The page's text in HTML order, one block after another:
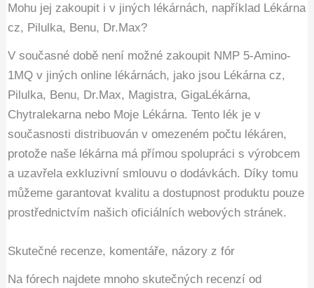
Mohu jej zakoupit i v jiných lékárnách, například Lékárna
cz, Pilulka, Benu, Dr.Max?
V současné době není možné zakoupit NMP 5-Amino-
1MQ v jiných online lékárnách, jako jsou Lékárna cz,
Pilulka, Benu, Dr.Max, Magistra, GigaLékárna,
Chytralekarna nebo Moje Lékárna. Tento lék je v
současnosti distribuován v omezeném počtu lékáren,
protože naše lékárna má přímou spolupráci s výrobcem
a uzavřela exkluzivní smlouvu o dodávkách. Díky tomu
můžeme garantovat kvalitu a dostupnost produktu pouze
prostřednictvím našich oficiálních webových stránek.
Skutečné recenze, komentáře, názory z fór
Na fórech najdete mnoho skutečných recenzí od